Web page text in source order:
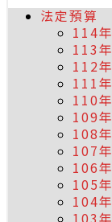
法定預算
114年
113年
112年
111年
110年
109年
108年
107年
106年
105年
104年
103年